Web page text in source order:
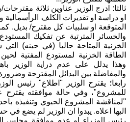
ثالثا: ادرج الوزير عناوين ثلاثة
او دراسة او تقديرات الكلف الرأسمالية
المتوقعة او سلبيات كل مقترح/ بديل.
والخسائر المترتبة عن تفكيك
الخزنية المتاحة حاليا (في حينه)
الطاقة الخزنية لمستودع المفتية
وهذا يدلل على عدم دراية الوزير
والمفاضلة بين البدائل المقترحة وضرورة
رابعا؛ يقترح الوزير "اطلاع" رئيس
للمشروع"، وفي حالة موافقته
"لمناقشة المشروع الحيوي وتنفيذه باحد
اليها اعلاه. يبدوا ان الوزير لم يضع في
رئيس الوزراء او عدم موافقة مجلس